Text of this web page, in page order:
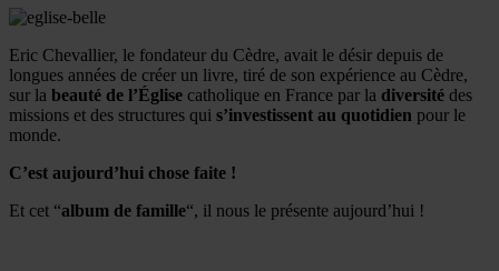
Eric Chevallier, le fondateur du Cèdre, avait le désir depuis de
longues années de créer un livre, tiré de son expérience au Cèdre,
sur la beauté de l’Église catholique en France par la diversité des
missions et des structures qui s’investissent au quotidien pour le
monde.
C’est aujourd’hui chose faite !
Et cet “album de famille“, il nous le présente aujourd’hui !